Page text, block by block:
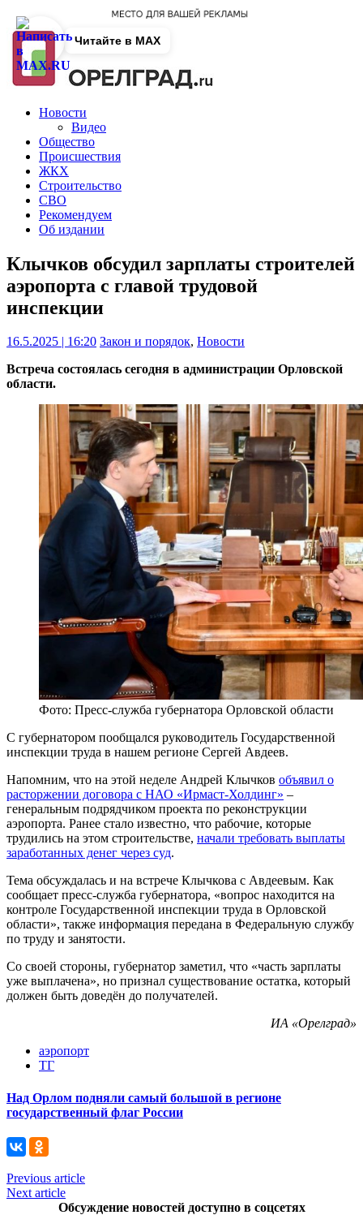
Новости
Видео
Общество
Происшествия
ЖКХ
Строительство
СВО
Рекомендуем
Об издании
Клычков обсудил зарплаты строителей
аэропорта с главой трудовой
инспекции
16.5.2025 | 16:20 Закон и порядок, Новости
Встреча состоялась сегодня в администрации Орловской
области.
Фото: Пресс-служба губернатора Орловской области
С губернатором пообщался руководитель Государственной
инспекции труда в нашем регионе Сергей Авдеев.
Напомним, что на этой неделе Андрей Клычков объявил о
расторжении договора с НАО «Ирмаст-Холдинг» –
генеральным подрядчиком проекта по реконструкции
аэропорта. Ранее стало известно, что рабочие, которые
трудились на этом строительстве, начали требовать выплаты
заработанных денег через суд.
Тема обсуждалась и на встрече Клычкова с Авдеевым. Как
сообщает пресс-служба губернатора, «вопрос находится на
контроле Государственной инспекции труда в Орловской
области», также информация передана в Федеральную службу
по труду и занятости.
Со своей стороны, губернатор заметил, что «часть зарплаты
уже выплачена», но признал существование остатка, который
должен быть доведён до получателей.
ИА «Орелград»
аэропорт
ТГ
Над Орлом подняли самый большой в регионе
государственный флаг России
Previous article
Next article
Обсуждение новостей доступно в соцсетях
Читайте в MAX